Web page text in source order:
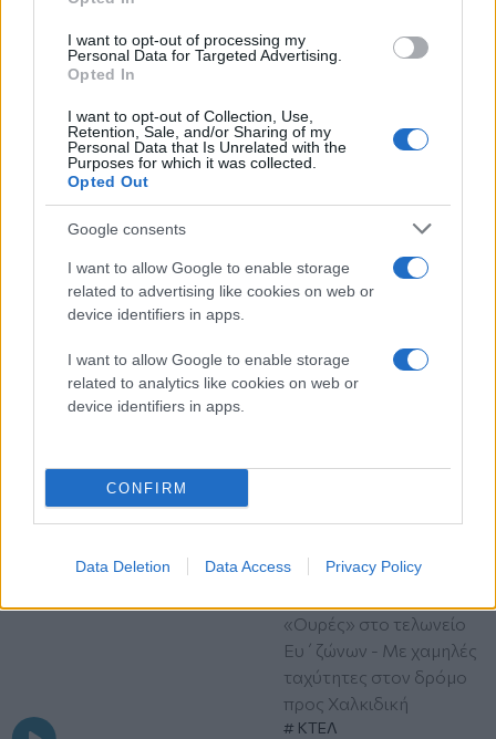
I want to opt-out of processing my
Personal Data for Targeted Advertising.
Opted In
I want to opt-out of Collection, Use,
Retention, Sale, and/or Sharing of my
Personal Data that Is Unrelated with the
Purposes for which it was collected.
Opted Out
Google consents
I want to allow Google to enable storage
related to advertising like cookies on web or
device identifiers in apps.
I want to allow Google to enable storage
related to analytics like cookies on web or
device identifiers in apps.
CONFIRM
Data Deletion Data Access Privacy Policy
Γλαρόκαβος: Η
«Γαλάζια Λίμνη» της
βγαλμένη από άλλο
κόσμο
Λίγα χιλιόμετρα από το
περιοχής
Χαλκιδική
Κυριακή 09 Αυγ 2026, 12:18
Στο αποκορύφωμά της
δρόμοι, ΚΤΕΛ και
Καθυστερήσεις στα
Στο 100% η πληρότητα
«Ουρές» στο τελωνείο
Ευ΄ζώνων - Με χαμηλές
ταχύτητες στον δρόμο
προς Χαλκιδική
ΚΤΕΛ